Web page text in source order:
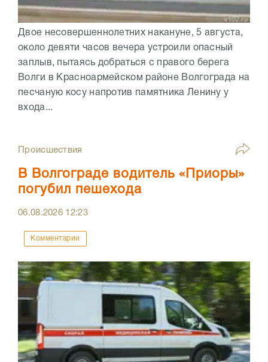
Двое несовершеннолетних накануне, 5 августа,
около девяти часов вечера устроили опасный
заплыв, пытаясь добраться с правого берега
Волги в Красноармейском районе Волгограда на
песчаную косу напротив памятника Ленину у
входа...
Происшествия
В Волгограде водитель «Приоры»
погубил пешехода
06.08.2026 12:23
Комментарии